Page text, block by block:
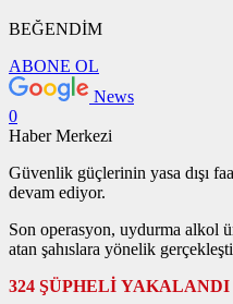
BEĞENDİM
ABONE OL
News
0
Haber Merkezi
Güvenlik güçlerinin yasa dışı
devam ediyor.
Son operasyon, uydurma alkol
atan şahıslara yönelik
324 ŞÜPHELİ YAKALANDI